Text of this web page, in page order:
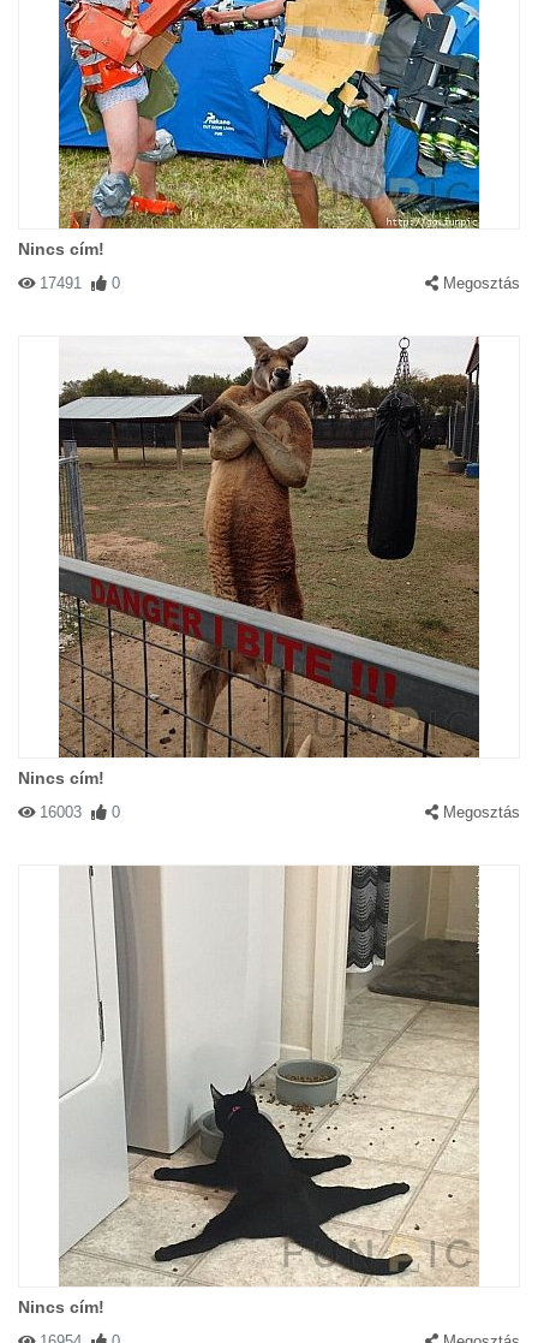
Nincs cím!
17491 0 Megosztás
Nincs cím!
16003 0 Megosztás
Nincs cím!